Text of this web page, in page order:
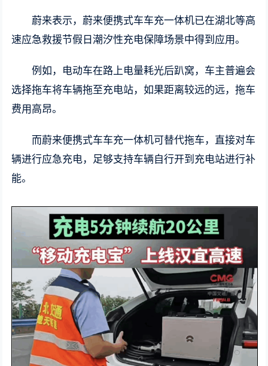
蔚来表示，蔚来便携式车车充一体机已在湖北等高
速应急救援节假日潮汐性充电保障场景中得到应用。
例如，电动车在路上电量耗光后趴窝，车主普遍会
选择拖车将车辆拖至充电站，如果距离较远的远，拖车
费用高昂。
而蔚来便携式车车充一体机可替代拖车，直接对车
辆进行应急充电，足够支持车辆自行开到充电站进行补
能。